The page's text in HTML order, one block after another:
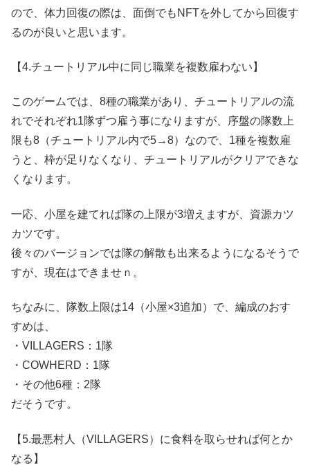
ので、体力回復の際は、面倒でもNFTを外してから回復す
るのが良いと思います。
【4.チュートリアル中に同じ職業を複数雇わない】
このゲームでは、8種の職業があり、チュートリアルの流
れでそれぞれ1隊ずつ雇う事になりますが、序盤の隊数上
限も8（チュートリアル内で5→8）なので、1種を複数雇
うと、枠が足りなくなり、チュートリアルがクリアできな
くなります。
一応、小屋を建てれば隊の上限が3増えますが、資源カツ
カツです。
後々のバージョンでは隊の解散も出来るようになるそうで
すが、現在はできませｎ。
ちなみに、隊数上限は14（小屋×3追加）で、編成のおす
すめは、
・VILLAGERS：1隊
・COWHERD：1隊
・その他6種：2隊
だそうです。
【5.最悪村人（VILLAGERS）に食料を取らせれば何とか
なる】